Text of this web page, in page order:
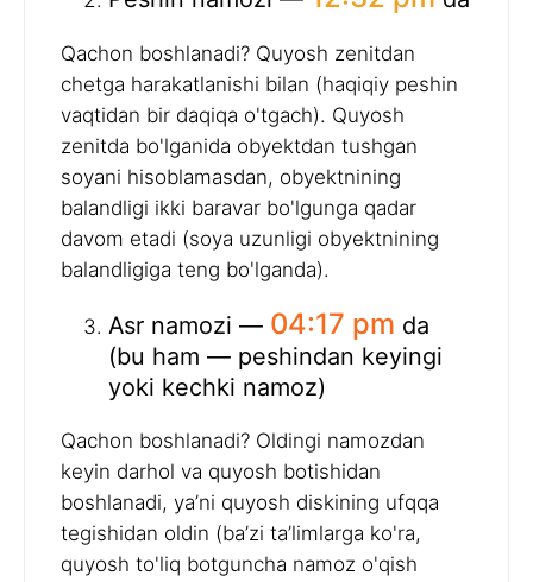
Qachon boshlanadi? Quyosh zenitdan
chetga harakatlanishi bilan (haqiqiy peshin
vaqtidan bir daqiqa o'tgach). Quyosh
zenitda bo'lganida obyektdan tushgan
soyani hisoblamasdan, obyektnining
balandligi ikki baravar bo'lgunga qadar
davom etadi (soya uzunligi obyektnining
balandligiga teng bo'lganda).
Asr namozi — 04:17 pm da
(bu ham — peshindan keyingi
yoki kechki namoz)
Qachon boshlanadi? Oldingi namozdan
keyin darhol va quyosh botishidan
boshlanadi, ya’ni quyosh diskining ufqqa
tegishidan oldin (ba’zi ta’limlarga ko'ra,
quyosh to'liq botguncha namoz o'qish